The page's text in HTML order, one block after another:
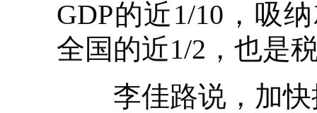
GDP的近1/10，吸
全国的近1/2，也是
李佳路说，加快